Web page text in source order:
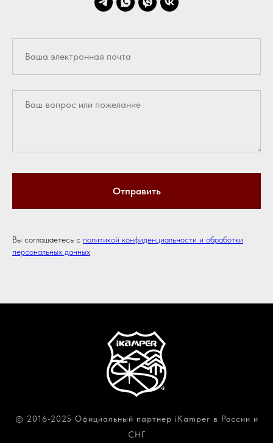
Отправить
Вы соглашаетесь с политикой конфиденциальности и обработки
персональных данных
© 2016-2025 Официальный партнер iKamper в России и
СНГ